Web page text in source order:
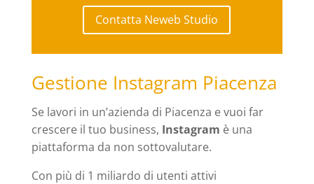
Contatta Neweb Studio
Gestione Instagram Piacenza
Se lavori in un’azienda di Piacenza e vuoi far
crescere il tuo business, Instagram è una
piattaforma da non sottovalutare.
Con più di 1 miliardo di utenti attivi